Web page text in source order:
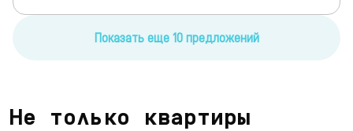
Показать еще 10 предложений
Не только квартиры